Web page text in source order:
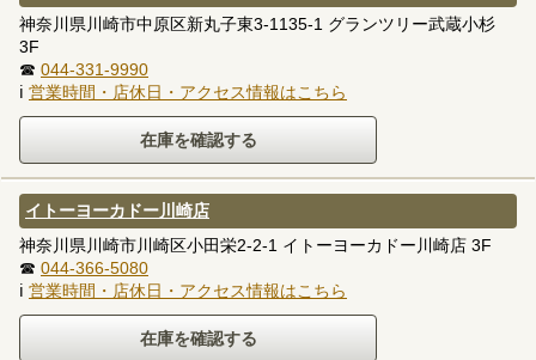
神奈川県川崎市中原区新丸子東3-1135-1 グランツリー武蔵小杉
3F
☎ 044-331-9990
ℹ 営業時間・店休日・アクセス情報はこちら
イトーヨーカドー川崎店
神奈川県川崎市川崎区小田栄2-2-1 イトーヨーカドー川崎店 3F
☎ 044-366-5080
ℹ 営業時間・店休日・アクセス情報はこちら